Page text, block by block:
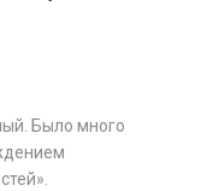
Было много